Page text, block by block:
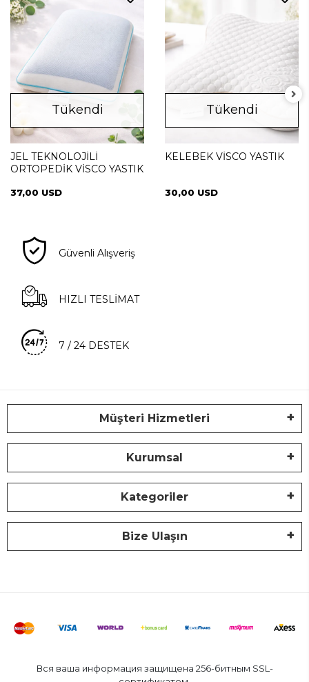
Tükendi
JEL TEKNOLOJİLİ
ORTOPEDİK VİSCO YASTIK
37,00 USD
Tükendi
KELEBEK VİSCO YASTIK
30,00 USD
Güvenli Alışveriş
HIZLI TESLİMAT
7 / 24 DESTEK
Müşteri Hizmetleri
Kurumsal
Kategoriler
Bize Ulaşın
Вся ваша информация защищена 256-битным SSL-